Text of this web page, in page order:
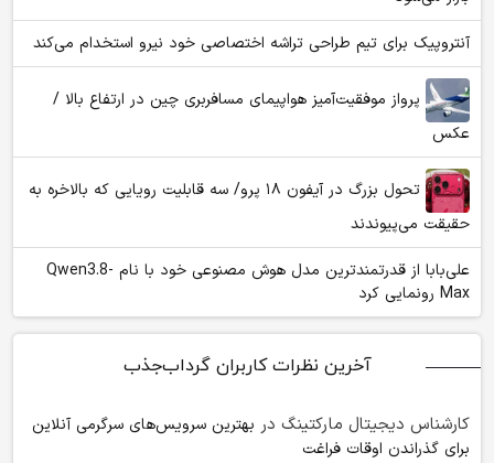
آنتروپیک برای تیم طراحی تراشه اختصاصی خود نیرو استخدام می‌کند
پرواز موفقیت‌آمیز هواپیمای مسافربری چین در ارتفاع بالا /
عکس
تحول بزرگ در آیفون ۱۸ پرو/ سه قابلیت رویایی که بالاخره به
حقیقت می‌پیوندند
علی‌بابا از قدرتمندترین مدل هوش مصنوعی خود با نام Qwen3.8-
Max رونمایی کرد
آخرین نظرات کاربران گرداب‌جذب
کارشناس دیجیتال مارکتینگ در بهترین سرویس‌های سرگرمی آنلاین
برای گذراندن اوقات فراغت